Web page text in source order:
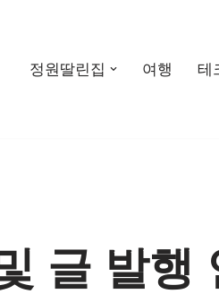
정원딸린집 여행 테
글 발행